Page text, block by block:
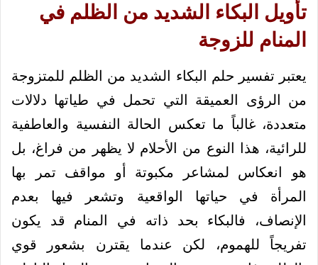
تأويل البكاء الشديد من الظلم في
المنام للزوجة
يعتبر تفسير حلم البكاء الشديد من الظلم للمتزوجة
من الرؤى العميقة التي تحمل في طياتها دلالات
متعددة، غالباً ما تعكس الحالة النفسية والعاطفية
للرائية، هذا النوع من الأحلام لا يظهر من فراغ، بل
هو انعكاس لمشاعر مكبوتة أو مواقف تمر بها
المرأة في حياتها الواقعية وتشعر فيها بعدم
الإنصاف، فالبكاء بحد ذاته في المنام قد يكون
تفريجاً للهموم، لكن عندما يقترن بشعور قوي